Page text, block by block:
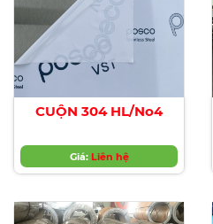
CUỘN 304 HL/No4
Giá: Liên hệ